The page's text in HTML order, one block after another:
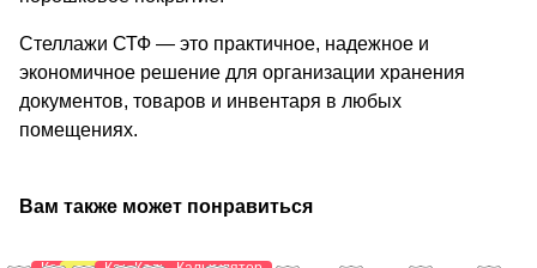
Стеллажи СТФ — это практичное, надежное и
экономичное решение для организации хранения
документов, товаров и инвентаря в любых
помещениях.
Вам также может понравиться